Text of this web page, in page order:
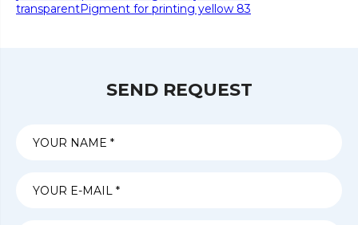
transparentPigment for printing yellow 83
SEND REQUEST